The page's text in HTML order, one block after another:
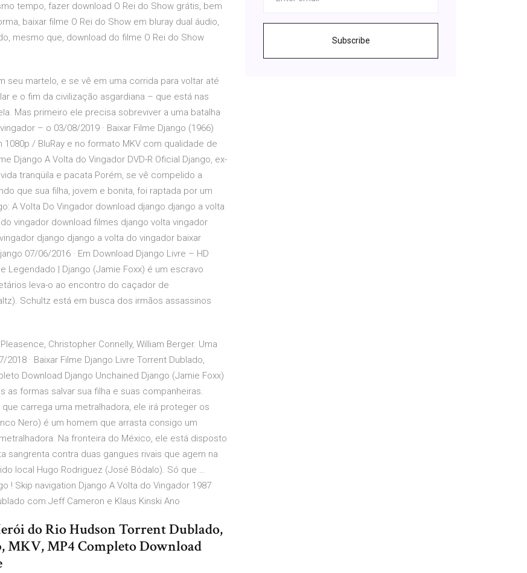
tempo, fazer download O Rei do Show grátis, bem
baixar filme O Rei do Show em bluray dual áudio,
mesmo que, download do filme O Rei do Show
seu martelo, e se vê em uma corrida para voltar até
e o fim da civilização asgardiana – que está nas
Mas primeiro ele precisa sobreviver a uma batalha
– o 03/08/2019 · Baixar Filme Django (1966)
/ BluRay e no formato MKV com qualidade de
Django A Volta do Vingador DVD-R Oficial Django, ex-
tranqüila e pacata Porém, se vê compelido a
que sua filha, jovem e bonita, foi raptada por um
A Volta Do Vingador download django django a volta
vingador download filmes django volta vingador
django django a volta do vingador baixar
07/06/2016 · Em Download Django Livre – HD
Legendado | Django (Jamie Foxx) é um escravo
leva-o ao encontro do caçador de
Schultz está em busca dos irmãos assassinos
Christopher Connelly, William Berger. Uma
· Baixar Filme Django Livre Torrent Dublado,
Download Django Unchained Django (Jamie Foxx)
as formas salvar sua filha e suas companheiras.
carrega uma metralhadora, ele irá proteger os
Nero) é um homem que arrasta consigo um
Na fronteira do México, ele está disposto
sangrenta contra duas gangues rivais que agem na
local Hugo Rodriguez (José Bódalo). Só que …
! Skip navigation Django A Volta do Vingador 1987
com Jeff Cameron e Klaus Kinski Ano
do Rio Hudson Torrent Dublado,
MKV, MP4 Completo Download
Subscribe